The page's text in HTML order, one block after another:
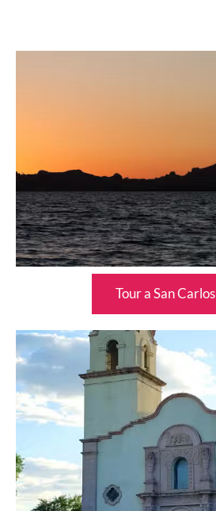
Tour a San Carlos